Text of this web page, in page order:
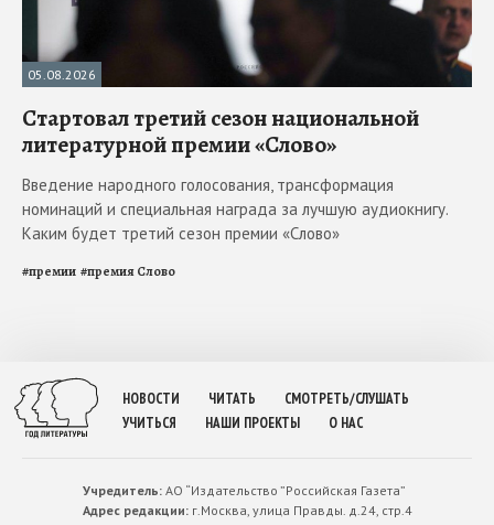
05.08.2026
Стартовал третий сезон национальной
литературной премии «Слово»
Введение народного голосования, трансформация
номинаций и специальная награда за лучшую аудиокнигу.
Каким будет третий сезон премии «Слово»
#премии #премия Слово
НОВОСТИ ЧИТАТЬ
СМОТРЕТЬ/СЛУШАТЬ
УЧИТЬСЯ
НАШИ ПРОЕКТЫ О НАС
Учредитель:АО “Издательство ”Российская Газета”
Адрес редакции:г.Москва, улица Правды. д.24, стр.4